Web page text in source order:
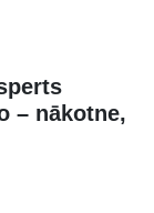
– nākotne,